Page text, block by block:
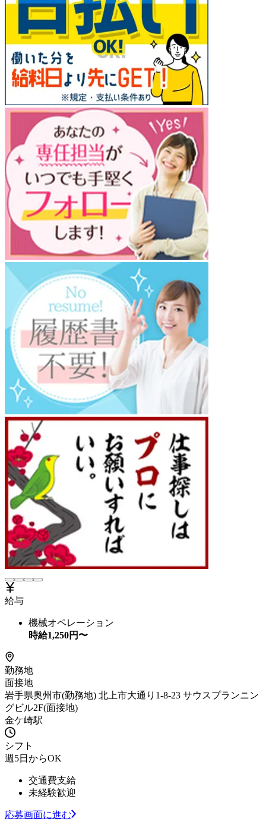
給与
機械オペレーション
時給1,250円〜
勤務地
面接地
岩手県奥州市(勤務地) 北上市大通り1-8-23 サウスプランニン
グビル2F(面接地)
金ケ崎駅
シフト
週5日からOK
交通費支給
未経験歓迎
応募画面に進む